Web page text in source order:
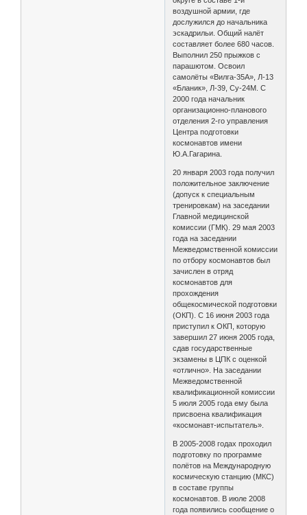
воздушной армии, где
дослужился до начальника
эскадрильи. Общий налёт
составляет более 680 часов.
Выполнил 250 прыжков с
парашютом. Освоил
самолёты «Вилга-35А», Л-13
«Бланик», Л-39, Су-24М. С
2000 года начальник
организационно-планового
отделения 2-го управления
Центра подготовки
космонавтов имени
Ю.А.Гагарина.
20 января 2003 года получил
положительное заключение
(допуск к специальным
тренировкам) на заседании
Главной медицинской
комиссии (ГМК). 29 мая 2003
года на заседании
Межведомственной комиссии
по отбору космонавтов был
зачислен в отряд
космонавтов для
прохождения
общекосмической подготовки
(ОКП). С 16 июня 2003 года
приступил к ОКП, которую
завершил 27 июня 2005 года,
сдав государственные
экзамены в ЦПК с оценкой
«отлично». На заседании
Межведомственной
квалификационной комиссии
5 июля 2005 года ему была
присвоена квалификация
«космонавт-испытатель».
В 2005-2008 годах проходил
подготовку по программе
полётов на Международную
космическую станцию (МКС)
в составе группы
космонавтов. В июле 2008
года появились сообщение о